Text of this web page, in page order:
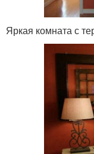
Яркая комната с